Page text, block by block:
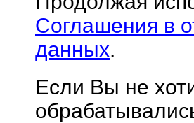
Соглашения в
данных.
Если Вы не